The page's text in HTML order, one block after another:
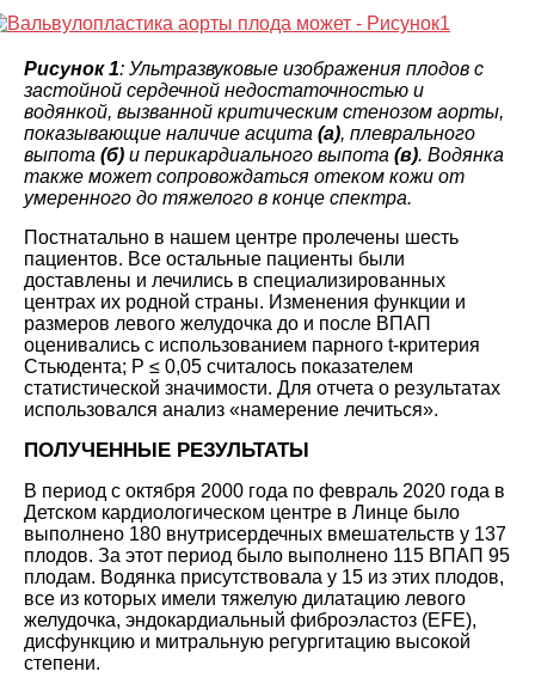
Рисунок 1: Ультразвуковые изображения плодов с
застойной сердечной недостаточностью и
водянкой, вызванной критическим стенозом аорты,
показывающие наличие асцита (а), плеврального
выпота (б) и перикардиального выпота (в). Водянка
также может сопровождаться отеком кожи от
умеренного до тяжелого в конце спектра.
Постнатально в нашем центре пролечены шесть
пациентов. Все остальные пациенты были
доставлены и лечились в специализированных
центрах их родной страны. Изменения функции и
размеров левого желудочка до и после ВПАП
оценивались с использованием парного t-критерия
Стьюдента; P ≤ 0,05 считалось показателем
статистической значимости. Для отчета о результатах
использовался анализ «намерение лечиться».
ПОЛУЧЕННЫЕ РЕЗУЛЬТАТЫ
В период с октября 2000 года по февраль 2020 года в
Детском кардиологическом центре в Линце было
выполнено 180 внутрисердечных вмешательств у 137
плодов. За этот период было выполнено 115 ВПАП 95
плодам. Водянка присутствовала у 15 из этих плодов,
все из которых имели тяжелую дилатацию левого
желудочка, эндокардиальный фиброэластоз (EFE),
дисфункцию и митральную регургитацию высокой
степени.